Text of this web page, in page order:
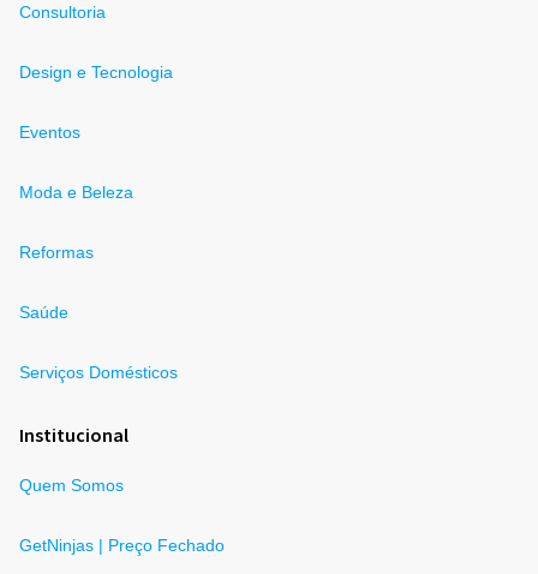
Consultoria
Design e Tecnologia
Eventos
Moda e Beleza
Reformas
Saúde
Serviços Domésticos
Institucional
Quem Somos
GetNinjas | Preço Fechado